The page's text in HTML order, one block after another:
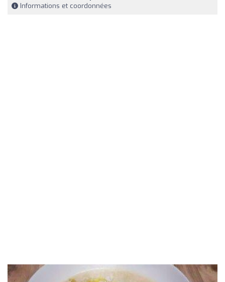
Informations et coordonnées